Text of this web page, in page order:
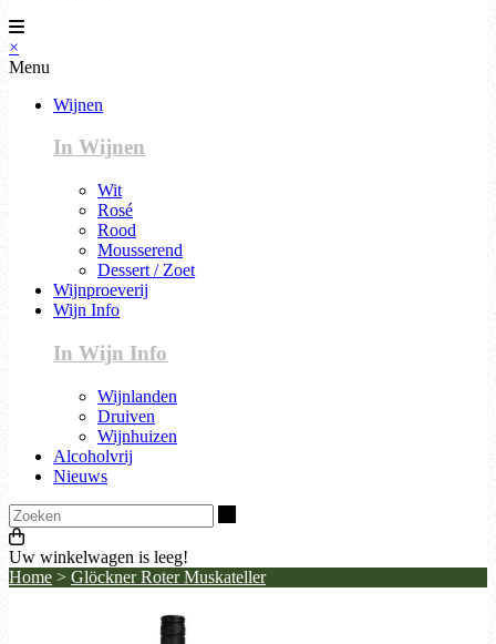
×
Menu
Wijnen
In Wijnen
Wit
Rosé
Rood
Mousserend
Dessert / Zoet
Wijnproeverij
Wijn Info
In Wijn Info
Wijnlanden
Druiven
Wijnhuizen
Alcoholvrij
Nieuws
Uw winkelwagen is leeg!
Home > Glöckner Roter Muskateller